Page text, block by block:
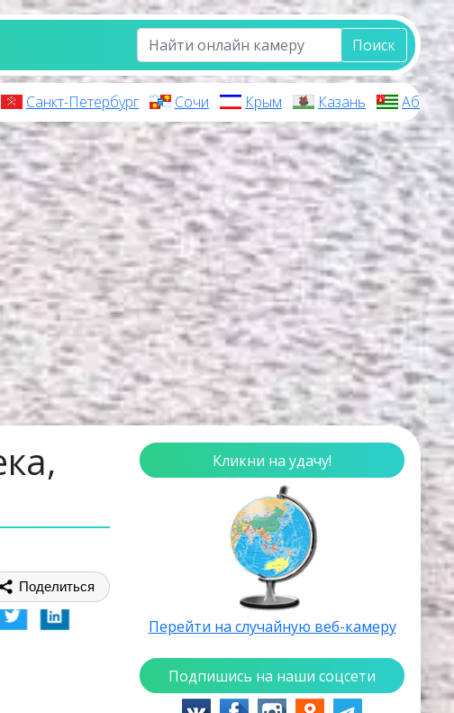
Поиск
Санкт-Петербург Сочи Крым Казань
Поделиться
Кликни на удачу!
Перейти на случайную веб-камеру
Подпишись на наши соцсети